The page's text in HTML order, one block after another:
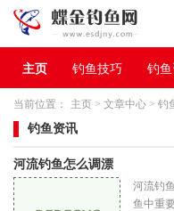
主页 钓鱼技巧 钓
当前位置： 主页 > 文章中心 > 钓
钓鱼资讯
河流钓鱼怎么调漂
河流钓
鱼中重